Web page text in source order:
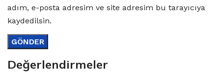
Değerlendirmeler
adım, e-posta adresim ve site adresim bu tarayıcıya
kaydedilsin.